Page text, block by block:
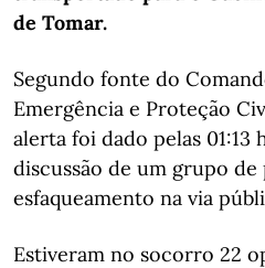
de Tomar.
Segundo fonte do
Emergência e Proteção
alerta foi dado pelas 01:13
discussão de um grupo de
esfaqueamento na via
Estiveram no socorro 22